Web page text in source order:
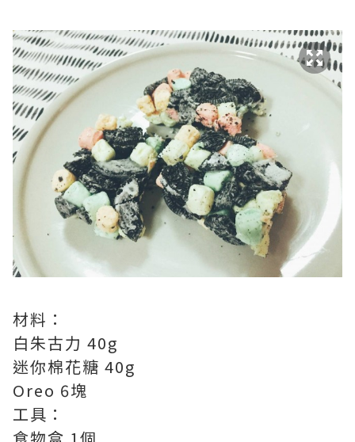
材料：
白朱古力 40g
迷你棉花糖 40g
Oreo 6塊
工具：